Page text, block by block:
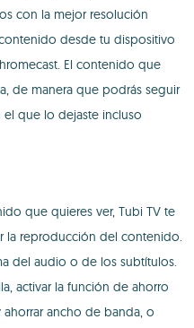
con la mejor resolución
desde tu dispositivo
El contenido que
de manera que podrás seguir
que lo dejaste incluso
que quieres ver, Tubi TV te
la reproducción del contenido.
del audio o de los subtítulos.
activar la función de ahorro
ancho de banda, o